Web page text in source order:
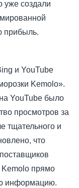
уже создали
прибыль.
и YouTube
Kemolo».
YouTube было
просмотров за
тщательного и
что
Kemolo прямо
информацию.